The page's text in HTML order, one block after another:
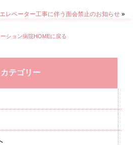
エレベーター工事に伴う面会禁止のお知らせ »
ション病院HOMEに戻る
カテゴリー